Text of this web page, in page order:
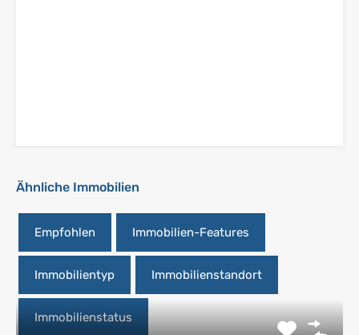
Ähnliche Immobilien
Empfohlen Immobilien-Features
Immobilientyp Immobilienstandort
Immobilienstatus